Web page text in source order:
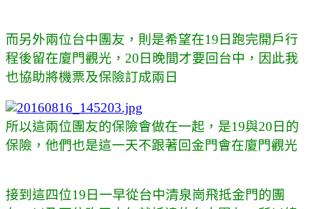
而另外兩位台中團友，則是希望在19日跑完開戶行
程後留在廈門觀光，20日晚間才要回台中，因此我
也協助將機票及保險訂成兩日
所以這兩位團友的保險會做在一起，是19與20日的
保險，他們也是這一天不跟著回金門會在廈門觀光
接到這四位19日一早從台中清泉崗飛抵金門的團